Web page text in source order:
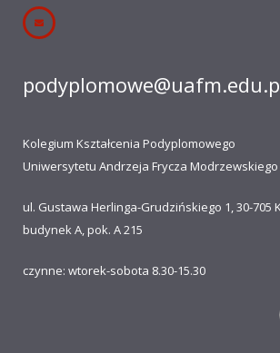
Kolegium Kształcenia Podyplomowego
Uniwersytetu Andrzeja Frycza
ul. Gustawa Herlinga-Grudzińskiego 1, 30-705
budynek A, pok. A 215
czynne: wtorek-sobota 8.30-15.30